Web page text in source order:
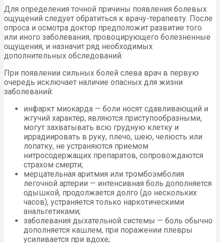
Для определения точной причины появления болевых
ощущений следует обратиться к врачу-терапевту. После
опроса и осмотра доктор предположит развитие того
или иного заболевания, провоцирующего болезненные
ощущения, и назначит ряд необходимых
дополнительных обследований.
При появлении сильных болей слева врач в первую
очередь исключает наличие опасных для жизни
заболеваний:
инфаркт миокарда — боли носят сдавливающий и
жгучий характер, являются приступообразными,
могут захватывать всю грудную клетку и
иррадиировать в руку, плечо, шею, челюсть или
лопатку, не устраняются приемом
нитросодержащих препаратов, сопровождаются
страхом смерти;
мерцательная аритмия или тромбоэмболия
легочной артерии — интенсивная боль дополняется
одышкой, продолжается долго (до нескольких
часов), устраняется только наркотическими
анальгетиками;
заболевания дыхательной системы — боль обычно
дополняется кашлем, при поражении плевры
усиливается при вдохе;